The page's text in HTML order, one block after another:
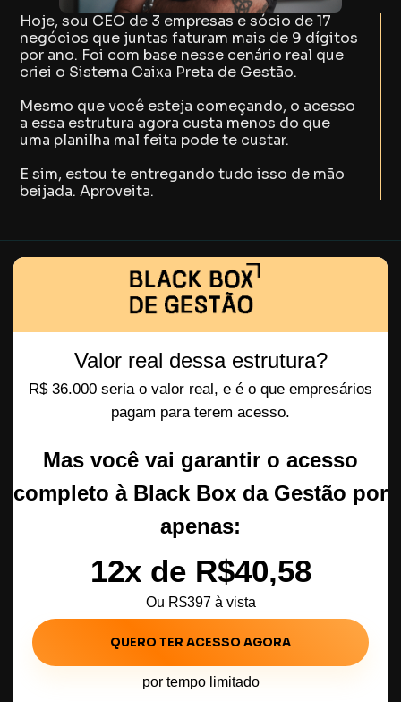
Hoje, sou CEO de 3 empresas e sócio de 17
negócios que juntas faturam mais de 9 dígitos
por ano. Foi com base nesse cenário real que
criei o Sistema Caixa Preta de Gestão.
Mesmo que você esteja começando, o acesso
a essa estrutura agora custa menos do que
uma planilha mal feita pode te custar.
E sim, estou te entregando tudo isso de mão
beijada. Aproveita.
Valor real dessa estrutura?
R$ 36.000 seria o valor real, e é o que empresários
pagam para terem acesso.
Mas você vai garantir o acesso
completo à Black Box da Gestão por
apenas:
12x de R$40,58
Ou R$397 à vista
QUERO TER ACESSO AGORA
por tempo limitado